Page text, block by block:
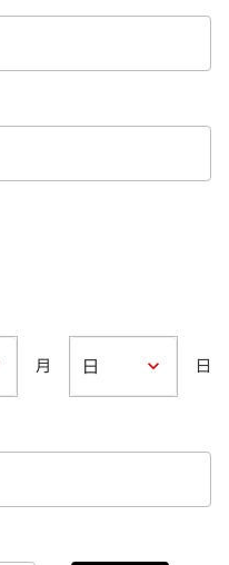
月 keyboard_arrow_down 日